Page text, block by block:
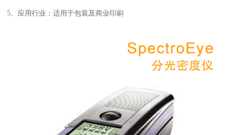
5 、应用行业：适用于包装及商业印刷